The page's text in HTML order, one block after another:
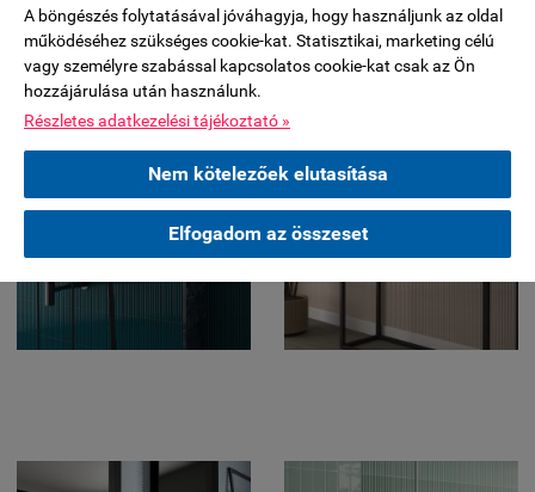
A böngészés folytatásával jóváhagyja, hogy használjunk az oldal
működéséhez szükséges cookie-kat. Statisztikai, marketing célú
vagy személyre szabással kapcsolatos cookie-kat csak az Ön
hozzájárulása után használunk.
Részletes adatkezelési tájékoztató »
Nem kötelezőek elutasítása
Elfogadom az összeset